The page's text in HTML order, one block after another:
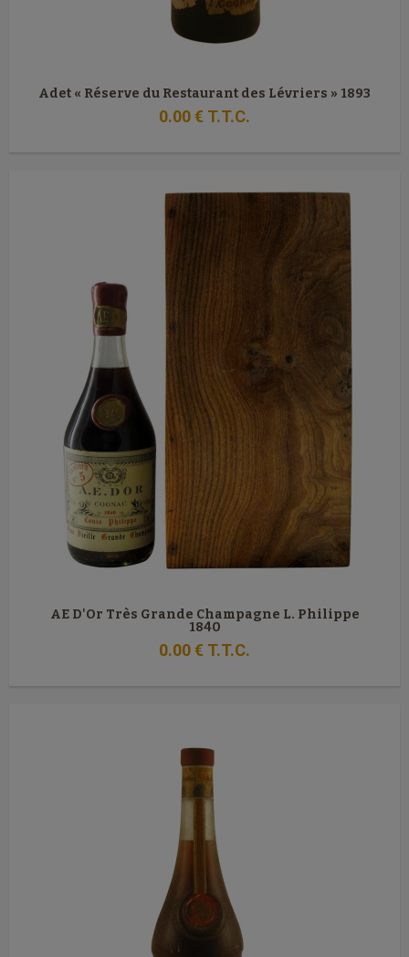
Adet « Réserve du Restaurant des Lévriers » 1893
0.00€ T.T.C.
AE D'Or Très Grande Champagne L. Philippe
1840
0.00€ T.T.C.